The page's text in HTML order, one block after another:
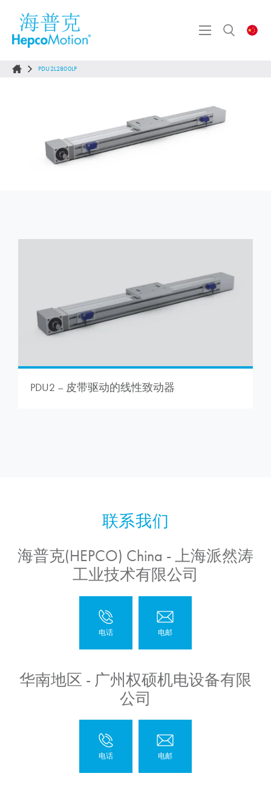
PDU2L2800LP
PDU2 – 皮带驱动的线性致动器
海普克(HEPCO) China - 上海派然涛
工业技术有限公司
华南地区 - 广州权硕机电设备有限
公司